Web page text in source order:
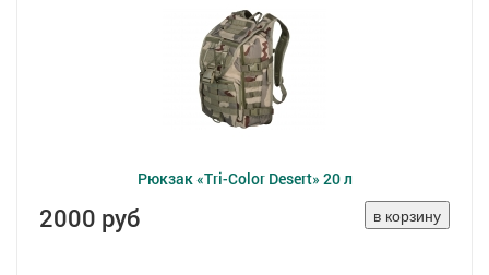
Рюкзак «Tri-Color Desert» 20 л
2000 руб